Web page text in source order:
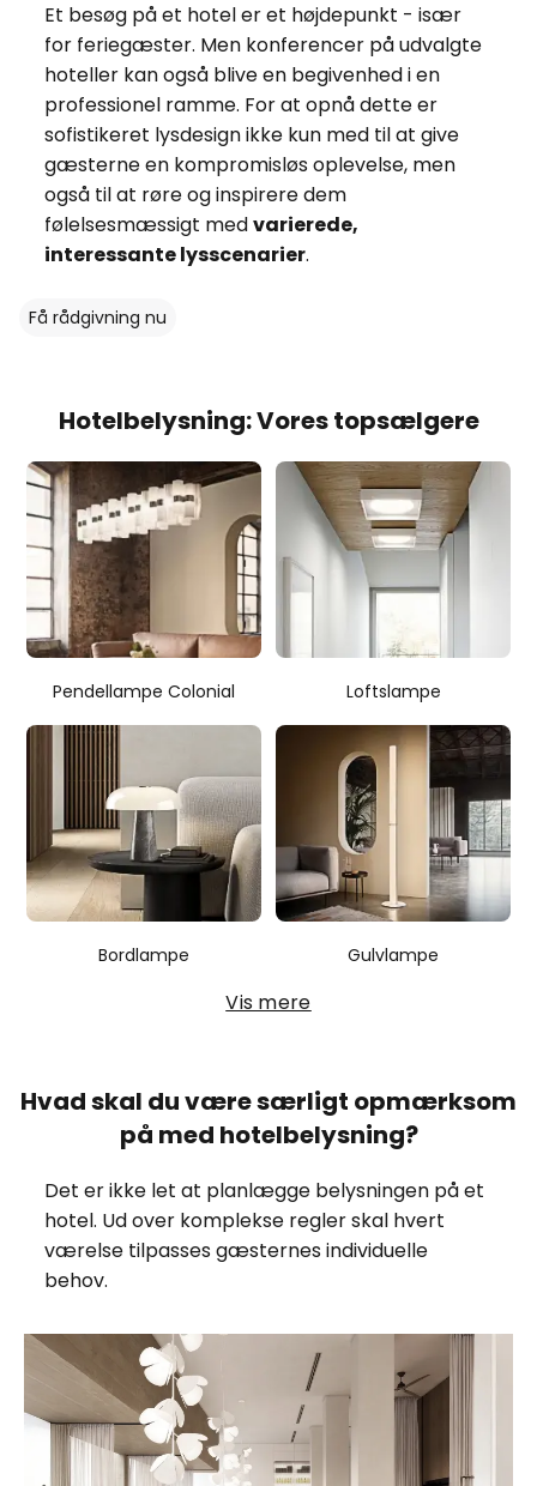
Et besøg på et hotel er et højdepunkt - især
for feriegæster. Men konferencer på udvalgte
hoteller kan også blive en begivenhed i en
professionel ramme. For at opnå dette er
sofistikeret lysdesign ikke kun med til at give
gæsterne en kompromisløs oplevelse, men
også til at røre og inspirere dem
følelsesmæssigt medvarierede,
interessante lysscenarier.
Få rådgivning nu
Hotelbelysning: Vores topsælgere
Pendellampe Colonial Loftslampe
Bordlampe Gulvlampe
Vis mere
Hvad skal du være særligt opmærksom
på med hotelbelysning?
Det er ikke let at planlægge belysningen på et
hotel. Ud over komplekse regler skal hvert
værelse tilpasses gæsternes individuelle
behov.